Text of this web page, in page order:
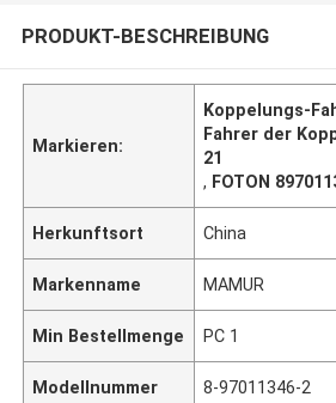
PRODUKT-BESCHREIBUNG
Markieren:
Koppelungs-
Fahrer der
21
, FOTON
Herkunftsort China
Markenname MAMUR
Min Bestellmenge PC 1
Modellnummer 8-97011346-2